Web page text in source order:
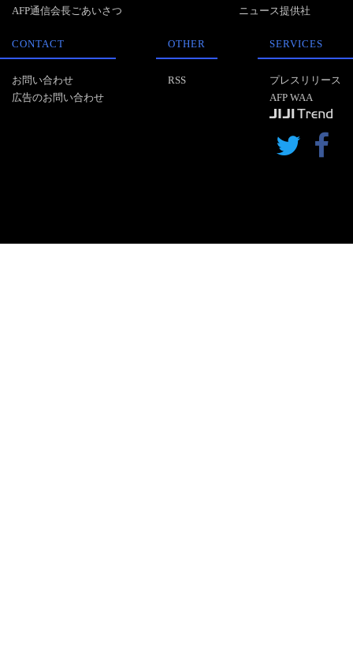
AFP通信会長ごあいさつ
ニュース提供社
CONTACT
お問い合わせ
広告のお問い合わせ
OTHER
RSS
SERVICES
プレスリリース
AFP WAA